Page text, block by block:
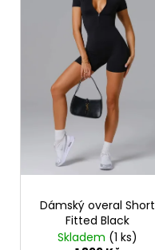
t
Dámský overal Short
Fitted Black
Skladem (1 ks)